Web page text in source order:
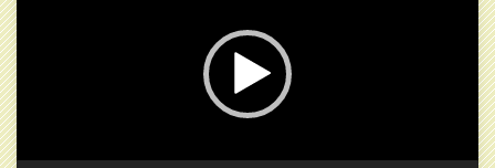
プ
レ
ー
ヤ
ー